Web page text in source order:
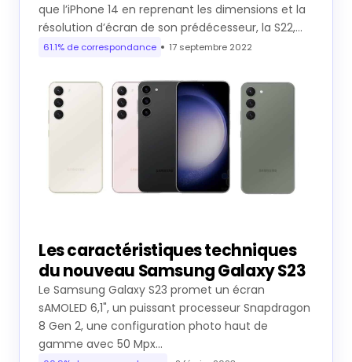
que l’iPhone 14 en reprenant les dimensions et la
résolution d’écran de son prédécesseur, la S22,…
61.1% de correspondance 17 septembre 2022
Les caractéristiques techniques
du nouveau Samsung Galaxy S23
Le Samsung Galaxy S23 promet un écran
sAMOLED 6,1", un puissant processeur Snapdragon
8 Gen 2, une configuration photo haut de
gamme avec 50 Mpx…